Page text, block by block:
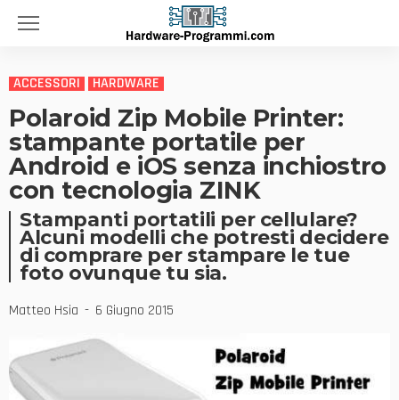
ACCESSORI HARDWARE
Polaroid Zip Mobile Printer:
stampante portatile per
Android e iOS senza inchiostro
con tecnologia ZINK
Stampanti portatili per cellulare?
Alcuni modelli che potresti decidere
di comprare per stampare le tue
foto ovunque tu sia.
Matteo Hsia 6 Giugno 2015